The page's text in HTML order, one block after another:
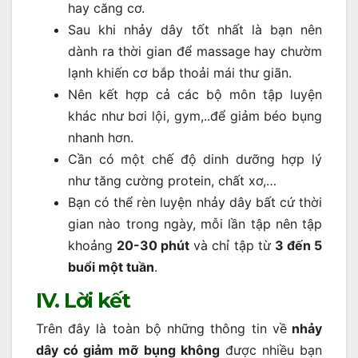
hay căng cơ.
Sau khi nhảy dây tốt nhất là bạn nên
dành ra thời gian để massage hay chườm
lạnh khiến cơ bắp thoải mái thư giãn.
Nên kết hợp cả các bộ môn tập luyện
khác như bơi lội, gym,..để giảm béo bụng
nhanh hơn.
Cần có một chế độ dinh dưỡng hợp lý
như tăng cường protein, chất xơ,…
Bạn có thể rèn luyện nhảy dây bất cứ thời
gian nào trong ngày, mỗi lần tập nên tập
khoảng 20-30 phút và chỉ tập từ 3 đến 5
buổi một tuần.
IV. Lời kết
Trên đây là toàn bộ những thông tin vềnhảy
dây có giảm mỡ bụng khôngđược nhiều bạn